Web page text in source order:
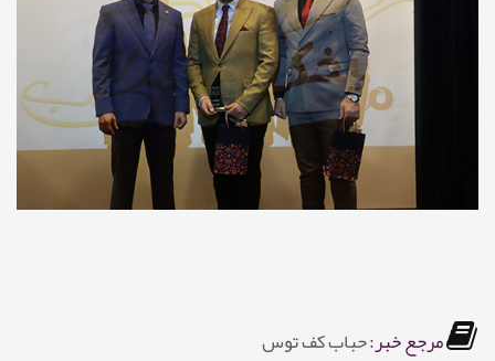
مرجع خبر:حباب کف توس